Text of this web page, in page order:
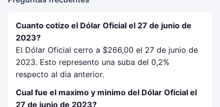
Cuanto cotizo el Dólar Oficial el 27 de junio de
2023?
El Dólar Oficial cerro a $266,00 el 27 de junio de
2023. Esto represento una suba del 0,2%
respecto al dia anterior.
Cual fue el maximo y minimo del Dólar Oficial el
27 de junio de 2023?